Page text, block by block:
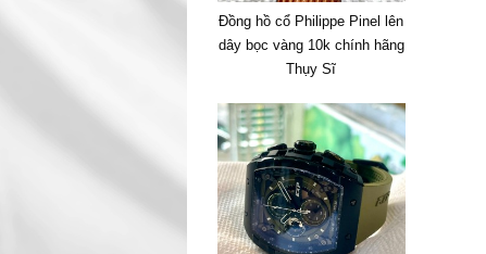
Đồng hồ cổ Philippe Pinel lên
dây bọc vàng 10k chính hãng
Thụy Sĩ